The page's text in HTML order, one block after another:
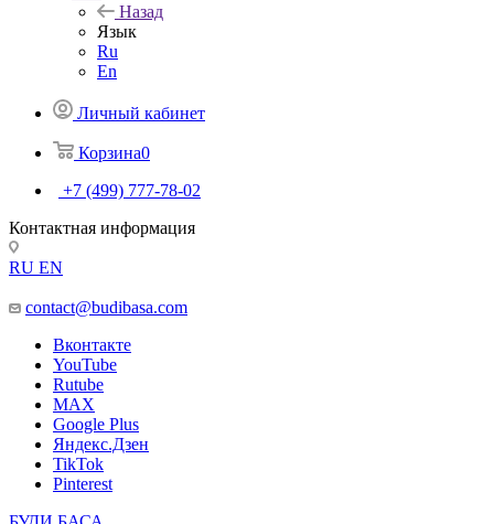
Назад
Язык
Ru
En
Личный кабинет
Корзина0
+7 (499) 777-78-02
Контактная информация
RU EN
contact@budibasa.com
Вконтакте
YouTube
Rutube
MAX
Google Plus
Яндекс.Дзен
TikTok
Pinterest